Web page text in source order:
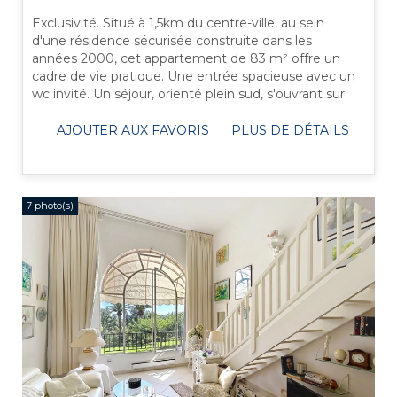
Exclusivité. Situé à 1,5km du centre-ville, au sein
d'une résidence sécurisée construite dans les
années 2000, cet appartement de 83 m² offre un
cadre de vie pratique. Une entrée spacieuse avec un
wc invité. Un séjour, orienté plein sud, s'ouvrant sur
AJOUTER AUX FAVORIS
PLUS DE DÉTAILS
7 photo(s)